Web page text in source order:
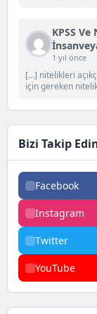
KPSS
1 yıl önce
[…] nitelikleri
için gereken
Bizi Takip
Facebook
Instagram
Twitter
YouTube